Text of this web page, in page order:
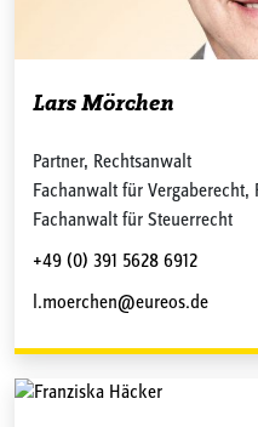
Lars Mörchen
Partner, Rechtsanwalt
Fachanwalt für
Fachanwalt für Steuerrecht
+49 (0) 391 5628 6912
l.moerchen@eureos.de